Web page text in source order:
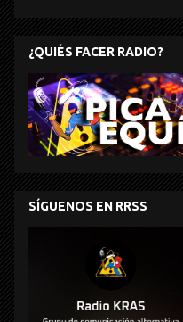
¿QUIÉS FACER RADIO?
SÍGUENOS EN RRSS